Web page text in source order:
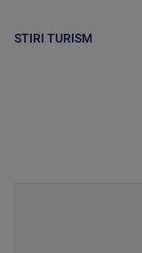
STIRI TURISM